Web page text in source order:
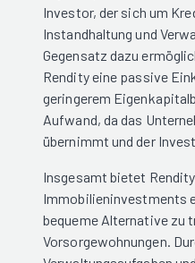
Investor, der sich um
Instandhaltung und
Gegensatz dazu
Rendity eine passive
geringerem
Aufwand, da das
übernimmt und der
Insgesamt bietet
Immobilieninvestments
bequeme Alternative zu
Vorsorgewohnungen.